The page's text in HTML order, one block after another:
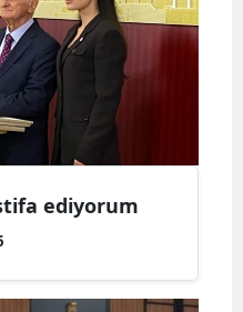
ediyorum